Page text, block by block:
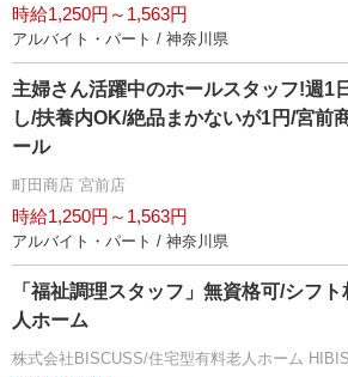
時給1,250円～1,563円
アルバイト・パート / 神奈川県
主婦さん活躍中のホールスタッフ!週1
し/扶養内OK/絶品まかないが1円/宮前
ール
町田商店 宮前店
時給1,250円～1,563円
アルバイト・パート / 神奈川県
「福祉調理スタッフ」無資格可/シフ
人ホーム
株式会社BISCUSS/住宅型有料老人ホーム